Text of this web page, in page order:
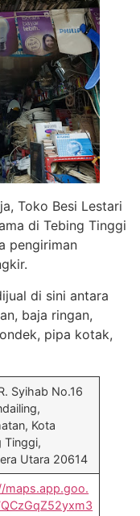
Toko Besi Lestari
di Tebing Tinggi
pengiriman
di sini antara
baja ringan,
pipa kotak,
Syihab No.16
Kota
Tinggi,
Utara 20614
maps.app.goo.